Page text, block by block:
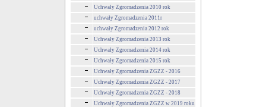
Uchwały Zgromadzenia 2010 rok
uchwały Zgromadzenia 2011r
uchwały Zgromadzenia 2012 rok
Uchwały Zgromadzenia 2013 rok
Uchwały Zgromadzenia 2014 rok
Uchwały Zgromadzenia 2015 rok
Uchwały Zgromadzenia ZGZZ - 2016
Uchwały Zgromadzenia ZGZZ - 2017
Uchwały Zgromadzenia ZGZZ - 2018
Uchwały Zgromadzenia ZGZZ w 2019 roku